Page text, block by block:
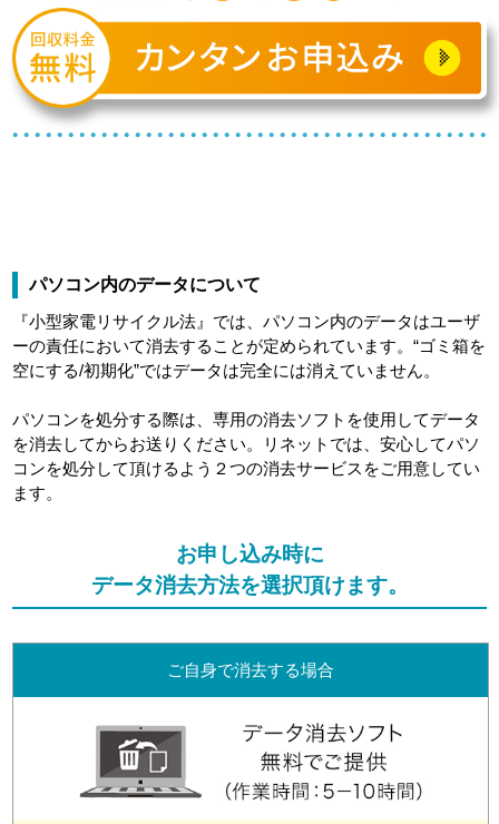
パソコン内のデータについて
『小型家電リサイクル法』では、パソコン内のデータはユーザ
ーの責任において消去することが定められています。“ゴミ箱を
空にする/初期化”ではデータは完全には消えていません。
パソコンを処分する際は、専用の消去ソフトを使用してデータ
を消去してからお送りください。リネットでは、安心してパソ
コンを処分して頂けるよう２つの消去サービスをご用意してい
ます。
お申し込み時に
データ消去方法を選択頂けます。
ご自身で消去する場合